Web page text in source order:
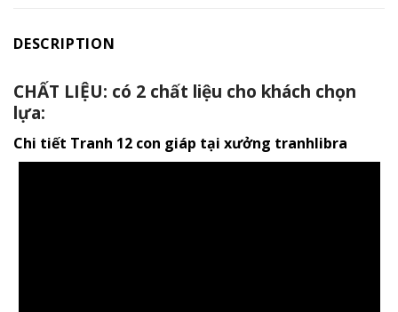
DESCRIPTION
CHẤT LIỆU: có 2 chất liệu cho khách chọn
lựa:
Chi tiết Tranh 12 con giáp tại xưởng tranhlibra